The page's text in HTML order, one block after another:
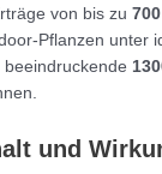
von bis zu
Pflanzen unter
beeindruckende
und